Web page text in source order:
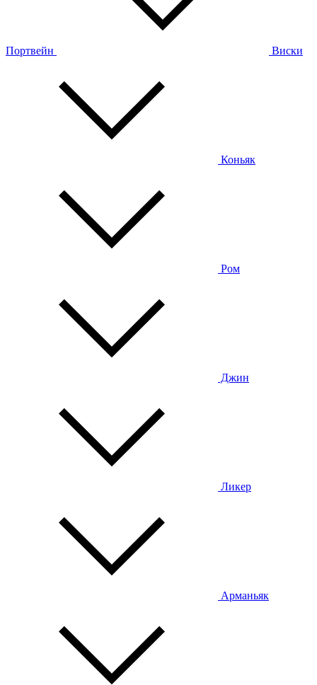
Портвейн Виски
Коньяк
Ром
Джин
Ликер
Арманьяк